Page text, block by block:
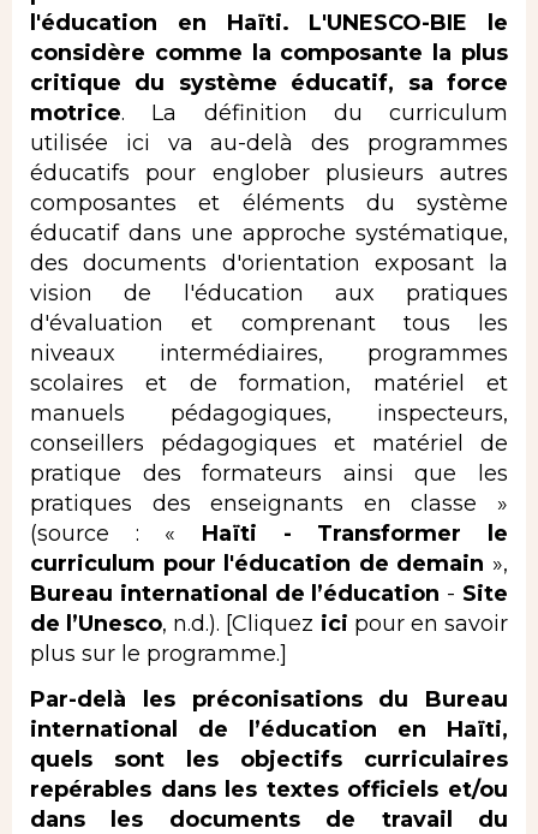
l'éducation en Haïti. L'UNESCO-BIE le
considère comme la composante la plus
critique du système éducatif, sa force
motrice. La définition du curriculum
utilisée ici va au-delà des programmes
éducatifs pour englober plusieurs autres
composantes et éléments du système
éducatif dans une approche systématique,
des documents d'orientation exposant la
vision de l'éducation aux pratiques
d'évaluation et comprenant tous les
niveaux intermédiaires, programmes
scolaires et de formation, matériel et
manuels pédagogiques, inspecteurs,
conseillers pédagogiques et matériel de
pratique des formateurs ainsi que les
pratiques des enseignants en classe »
(source : « Haïti - Transformer le
curriculum pour l'éducation de demain »,
Bureau international de l’éducation - Site
de l’Unesco, n.d.). [Cliquez ici pour en savoir
plus sur le programme.]
Par-delà les préconisations du Bureau
international de l’éducation en Haïti,
quels sont les objectifs curriculaires
repérables dans les textes officiels et/ou
dans les documents de travail du